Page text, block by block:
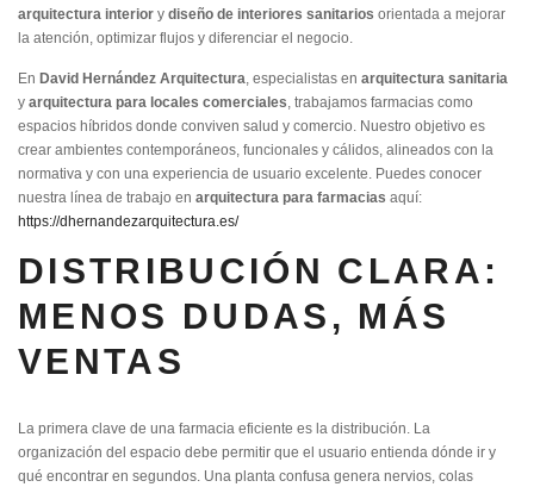
arquitectura interior y diseño de interiores sanitarios orientada a mejorar
la atención, optimizar flujos y diferenciar el negocio.
En David Hernández Arquitectura , especialistas en arquitectura sanitaria
y arquitectura para locales comerciales , trabajamos farmacias como
espacios híbridos donde conviven salud y comercio. Nuestro objetivo es
crear ambientes contemporáneos, funcionales y cálidos, alineados con la
normativa y con una experiencia de usuario excelente. Puedes conocer
nuestra línea de trabajo en arquitectura para farmacias aquí:
https://dhernandezarquitectura.es/
DISTRIBUCIÓN CLARA:
MENOS DUDAS, MÁS
VENTAS
La primera clave de una farmacia eficiente es la distribución. La
organización del espacio debe permitir que el usuario entienda dónde ir y
qué encontrar en segundos. Una planta confusa genera nervios, colas